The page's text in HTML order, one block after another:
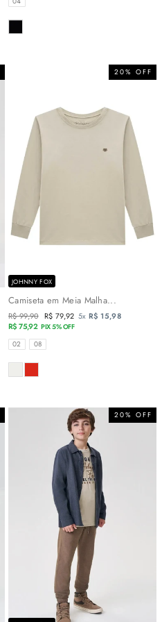
COR
20% OFF
JOHNNY FOX
Camiseta em Meia Malha...
Preço
normal
R$ 99,90 Preço
promocional
R$ 79,92 5x R$ 15,98
R$ 75,92 PIX 5% OFF
TAMANHOS
02 08
COR
20% OFF